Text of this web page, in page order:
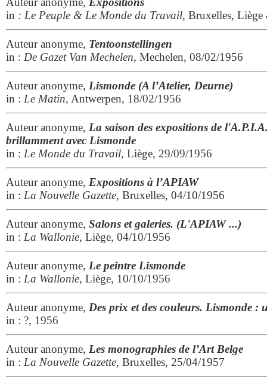
in : Le Peuple & Le Monde du Travail, Bruxelles,
Auteur anonyme, Tentoonstellingen
in : De Gazet Van Mechelen, Mechelen, 08/02/1956
Auteur anonyme, Lismonde (A l’Atelier, Deurne)
in : Le Matin, Antwerpen, 18/02/1956
Auteur anonyme, La saison des expositions de
brillamment avec Lismonde
in : Le Monde du Travail, Liège, 29/09/1956
Auteur anonyme, Expositions à l’APIAW
in : La Nouvelle Gazette, Bruxelles, 04/10/1956
Auteur anonyme, Salons et galeries. (L'APIAW ...)
in : La Wallonie, Liège, 04/10/1956
Auteur anonyme, Le peintre Lismonde
in : La Wallonie, Liège, 10/10/1956
Auteur anonyme, Des prix et des couleurs. Lismonde :
in : ?, 1956
Auteur anonyme, Les monographies de l’Art Belge
in : La Nouvelle Gazette, Bruxelles, 25/04/1957